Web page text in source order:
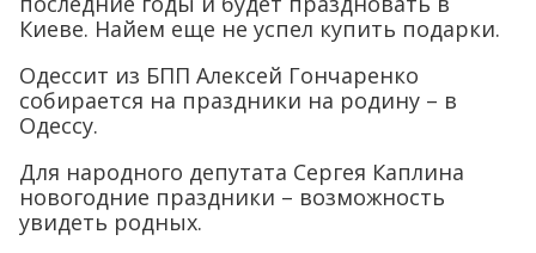
Киеве. Найем еще не успел купить подарки.
Одессит из БПП Алексей Гончаренко
собирается на праздники на родину – в
Одессу.
Для народного депутата Сергея Каплина
новогодние праздники – возможность
увидеть родных.